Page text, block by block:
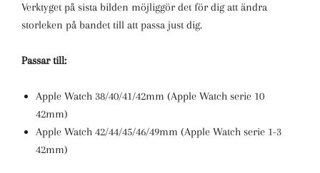
Verktyget på sista bilden möjliggör det för dig att ändra
storleken på bandet till att passa just dig.
Passar till:
Apple Watch 38/40/41/42mm (Apple Watch serie 10
42mm)
Apple Watch 42/44/45/46/49mm (Apple Watch serie 1-3
42mm)